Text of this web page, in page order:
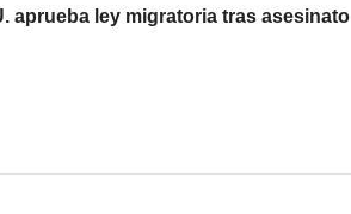
aprueba ley migratoria tras asesinato